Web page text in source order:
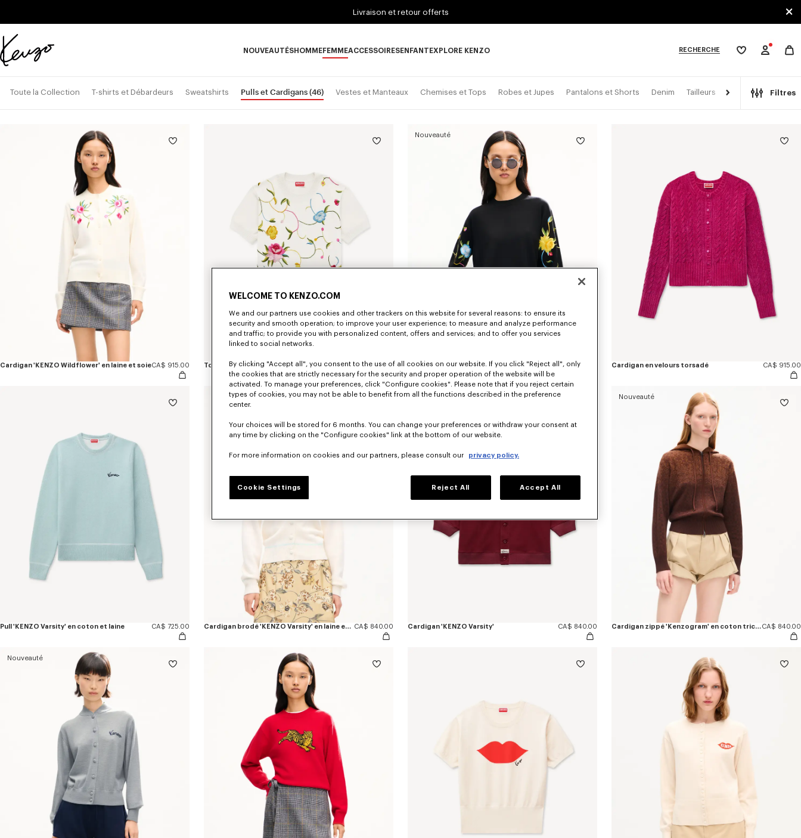
Livraison et retour offerts
Site
NOUVEAUTÉSHOMMEFEMMEACCESSOIRESENFANT EXPLORE KENZO RECHERCHE
Ma
Toute la Collection T-shirts et Débardeurs Sweatshirts Pulls et Cardigans(46) Vestes et Manteaux Chemises et Tops Robes et Jupes Pantalons et Shorts Denim Tailleurs Kimonos Filtres
Cardigan 'KENZO Wildflower' en laine et soieCA$ 915.00 Top à manches courtes 'KENZO Wildflower' en laine et soie CA$ 840.00
Nouveauté
Pull 'KENZO Wildflower' en laine et soie CA$ 915.00 Cardigan en velours torsadé CA$ 915.00
Pull 'KENZO Varsity' en coton et laine CA$ 725.00 Cardigan brodé 'KENZO Varsity' en laine et coton CA$ 840.00 Cardigan 'KENZO Varsity' CA$ 840.00
Nouveauté
Cardigan zippé 'Kenzogram' en coton tricotéCA$ 840.00
Nouveauté
WELCOME TO KENZO.COM
We and our partners use cookies and other trackers on this website for several reasons: to ensure its
security and smooth operation; to improve your user experience; to measure and analyze performance
and traffic; to provide you with personalized content, offers and services; and to offer you services
linked to social networks.
By clicking "Accept all", you consent to the use of all cookies on our website. If you click "Reject all", only
the cookies that are strictly necessary for the security and proper operation of the website will be
activated. To manage your preferences, click "Configure cookies". Please note that if you reject certain
types of cookies, you may not be able to benefit from all the functions described in the preference
center.
Your choices will be stored for 6 months. You can change your preferences or withdraw your consent at
any time by clicking on the "Configure cookies" link at the bottom of our website.
For more information on cookies and our partners, please consult our privacy policy.
Cookie Settings Reject All Accept All